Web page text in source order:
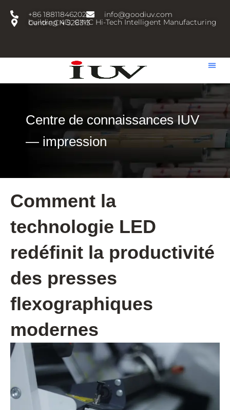
+86 18811846202
info@goodiuv.com
building 4D, CIMC Hi-Tech Intelligent Manufacturing Centre,CN 528313
Centre de connaissances IUV
— impression
Comment la
technologie LED
redéfinit la productivité
des presses
flexographiques
modernes